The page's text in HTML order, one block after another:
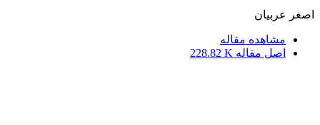
اصغر عربیان
مشاهده مقاله
اصل مقاله 228.82 K